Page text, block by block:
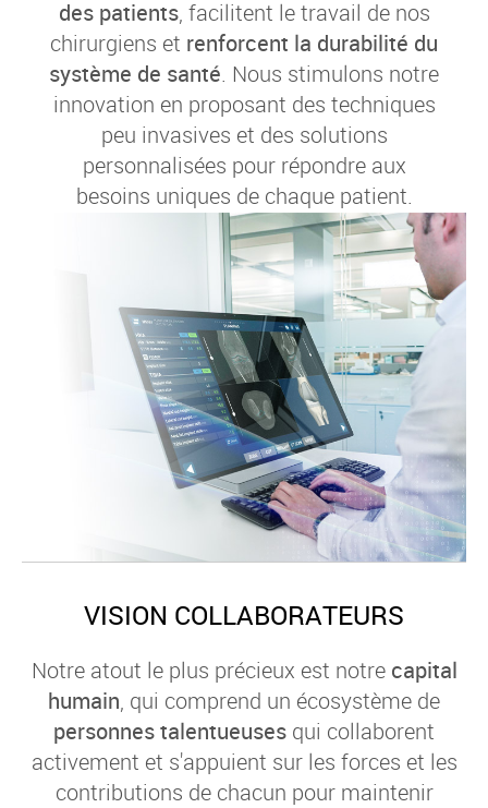
des patients, facilitent le travail de nos
chirurgiens et renforcent la durabilité du
système de santé. Nous stimulons notre
innovation en proposant des techniques
peu invasives et des solutions
personnalisées pour répondre aux
besoins uniques de chaque patient.
VISION COLLABORATEURS
Notre atout le plus précieux est notre capital
humain, qui comprend un écosystème de
personnes talentueuses qui collaborent
activement et s'appuient sur les forces et les
contributions de chacun pour maintenir